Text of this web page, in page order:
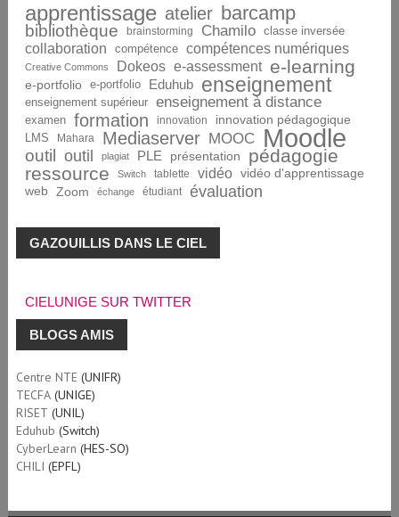
apprentissage atelier barcamp
bibliothèque brainstorming Chamilo classe inversée
collaboration compétence compétences numériques
Creative Commons Dokeos e-assessment e-learning
e-portfolio e-portfolio Eduhub enseignement
enseignement supérieur enseignement à distance
examen formation innovation innovation pédagogique
LMS Mahara Mediaserver MOOC Moodle
outil outil plagiat PLE présentation
pédagogie
ressource
Switch tablette vidéo
vidéo d'apprentissage
web
Zoom échange étudiant évaluation
GAZOUILLIS DANS LE CIEL
CIELUNIGE SUR TWITTER
BLOGS AMIS
Centre NTE(UNIFR)
TECFA(UNIGE)
RISET (UNIL)
Eduhub (Switch)
CyberLearn (HES-SO)
CHILI (EPFL)